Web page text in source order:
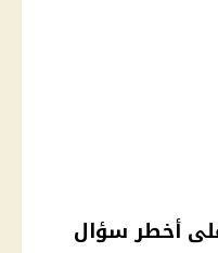
أخطر سؤال